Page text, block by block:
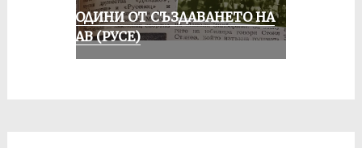
70 ГОДИНИ ОТ СЪЗДАВАНЕТО НА
ДУНАВ (РУСЕ)